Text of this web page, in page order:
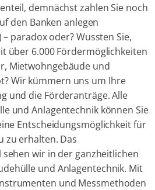
demnächst zahlen Sie noch
den Banken anlegen
paradox oder? Wussten Sie,
über 6.000 Fördermöglichkeiten
Mietwohngebäude und
Wir kümmern uns um Ihre
und die Förderanträge. Alle
und Anlagentechnik können Sie
Entscheidungsmöglichkeit für
zu erhalten. Das
wir in der ganzheitlichen
und Anlagentechnik. Mit
und Messmethoden